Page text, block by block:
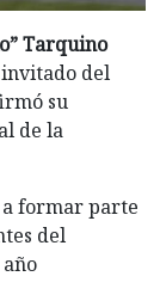
Tarquino
invitado del
su
de la
formar parte
del